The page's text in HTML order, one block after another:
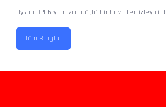
Dyson BP06 yalnızca güçlü bir hava
Tüm Bloglar